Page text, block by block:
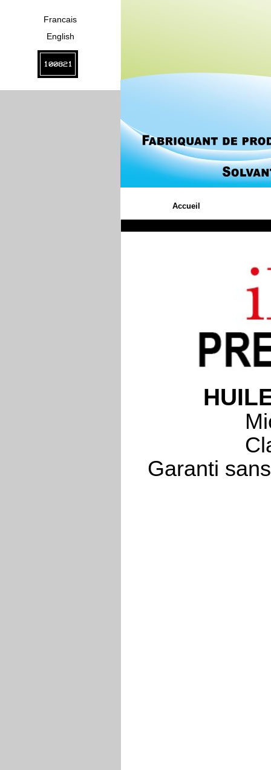
Francais
English
100821
Accueil
Garanti